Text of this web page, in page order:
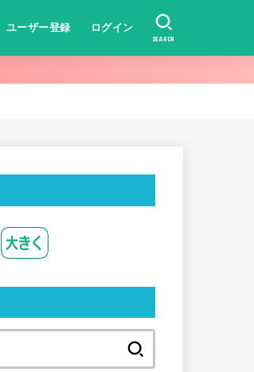
ユーザー登録 ログイン
SEARCH